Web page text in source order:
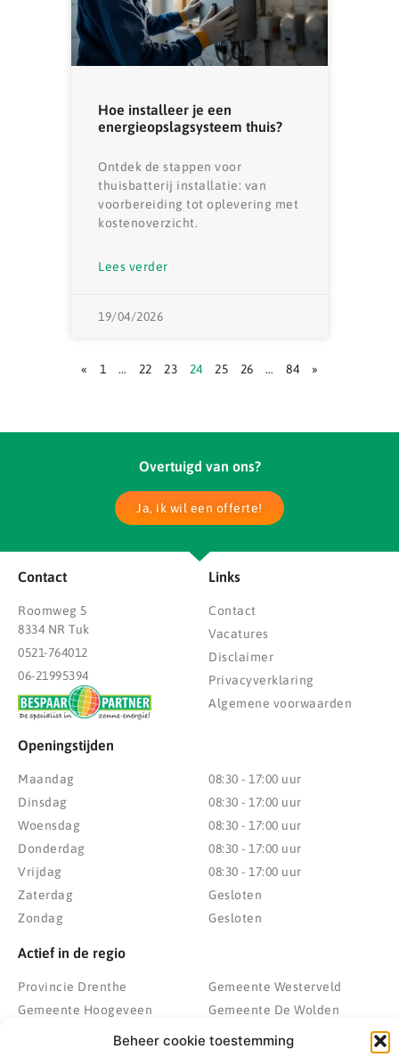
Beheer cookie toestemming
Hoe installeer je een
energieopslagsysteem thuis?
Ontdek de stappen voor
thuisbatterij installatie: van
voorbereiding tot oplevering met
kostenoverzicht.
Lees verder
19/04/2026
« 1 … 22 23 24 25 26 … 84 »
Overtuigd van ons?
Ja, ik wil een offerte!
Contact
Roomweg 5
8334 NR Tuk
0521-764012
06-21995394
Links
Contact
Vacatures
Disclaimer
Privacyverklaring
Algemene voorwaarden
Openingstijden
Maandag
Dinsdag
Woensdag
Donderdag
Vrijdag
Zaterdag
Zondag
08:30 - 17:00 uur
08:30 - 17:00 uur
08:30 - 17:00 uur
08:30 - 17:00 uur
08:30 - 17:00 uur
Gesloten
Gesloten
Actief in de regio
Provincie Drenthe
Gemeente Hoogeveen
Gemeente Meppel
Gemeente Westerveld
Gemeente De Wolden
Zwolle